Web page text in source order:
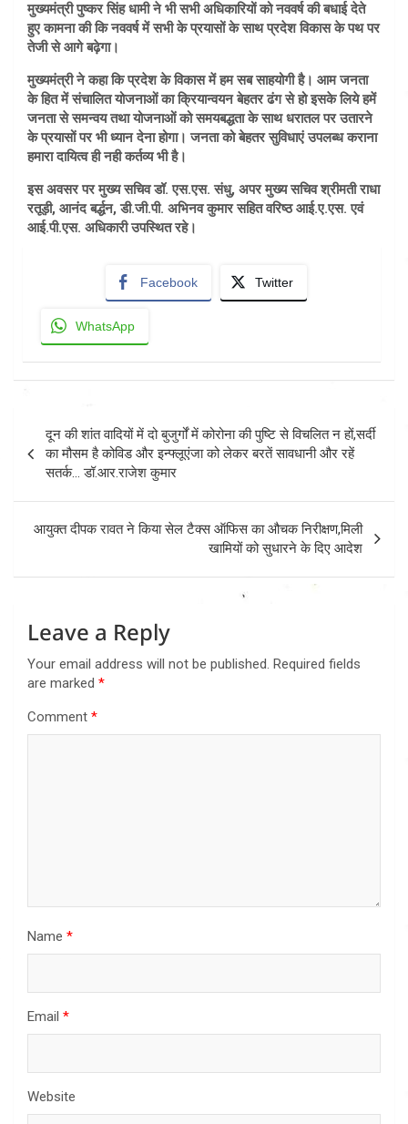
मुख्यमंत्री पुष्कर सिंह धामी ने भी सभी अधिकारियों को नववर्ष की बधाई देते
हुए कामना की कि नववर्ष में सभी के प्रयासों के साथ प्रदेश विकास के पथ पर
तेजी से आगे बढ़ेगा।
मुख्यमंत्री ने कहा कि प्रदेश के विकास में हम सब साहयोगी है। आम जनता
के हित में संचालित योजनाओं का क्रियान्वयन बेहतर ढंग से हो इसके लिये हमें
जनता से समन्वय तथा योजनाओं को समयबद्धता के साथ धरातल पर उतारने
के प्रयासों पर भी ध्यान देना होगा। जनता को बेहतर सुविधाएं उपलब्ध कराना
हमारा दायित्व ही नही कर्तव्य भी है।
इस अवसर पर मुख्य सचिव डॉ. एस.एस. संधु, अपर मुख्य सचिव श्रीमती राधा
रतूड़ी, आनंद बर्द्धन, डी.जी.पी. अभिनव कुमार सहित वरिष्ठ आई.ए.एस. एवं
आई.पी.एस. अधिकारी उपस्थित रहे।
Facebook Twitter
WhatsApp
navigation
दून की शांत वादियों में दो बुजुर्गों में कोरोना की पुष्टि से विचलित न हों,सर्दी
का मौसम है कोविड और इन्फ्लूएंजा को लेकर बरतें सावधानी और रहें
सतर्क… डॉ.आर.राजेश कुमार
आयुक्त दीपक रावत ने किया सेल टैक्स ऑफिस का औचक निरीक्षण,मिली
खामियों को सुधारने के दिए आदेश
Leave a Reply
Your email address will not be published. Required fields
are marked *
Comment *
Name *
Email *
Website